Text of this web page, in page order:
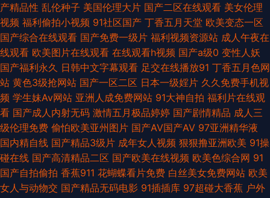
视频 日本人妻丝袜 97夜夜夜 韩国超碰av 日本一道本 亚洲夜夜情 波多野结
衣一本道 九一视频免费看 天天综合素质快播 四虎精品91 91香蕉草莓 国内自
拍AV 青娱乐91 在线导航日韩av 东方AV成人影视 日韩三级片新网址 97另类
高清影院 国产极品久久 精品二区精品 熟女少妇一二区 99精品在这里 国产精
品白丝91 欧美人妖网址 香蕉伊人AV 麻豆瑟瑟视频 99激情 在线观看阿V 尤
物jk自慰喷水 成人电影香蕉视频 欧美操逼网 伊人Av大香蕉 丰满人妻一区二
产精品性 乱伦种子 美国伦理大片 国产二区在线观看 美女伦理
视频 福利偷拍小视频 91社区国产 丁香五月天堂 欧美变态一区
国产综合在线观看 国产免费一级片 福利视频资源站 成人午夜在
线观看 欧美图片在线观看 在线观看h视频 国产a级0 变性人妖
国产福利永久 日韩中文字幕观看 足交在线播放91 丁香五月色网
站 黄色3级抢网站 国产一区二区 日本一级婬片 久久免费手机视
频 学生妹Av网站 亚洲人成免费网站 91大神自拍 福利片在线观
看 国产成人内射无码 激情五月极品婷婷 国产剧情精品 成人三
级伦理免费 偷怕欧美亚州图片 国产AV国产AV 97亚洲精华液
国内精自线 国产精品3级片 成年女人视频 狠狠撸亚洲欧美 91操
碰在线 国产高清精品二区 国产欧美在线视频 欧美色综合网 91
国产自拍偷拍 香蕉911 花蝴蝶看片免费 白丝美女免费网站 欧美
女人与动物交 国产精品无码电影 91插插库 97超碰大香蕉 户外